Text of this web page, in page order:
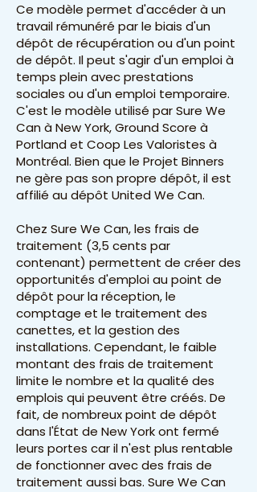
Ce modèle permet d'accéder à un
travail rémunéré par le biais d'un
dépôt de récupération ou d'un point
de dépôt. Il peut s'agir d'un emploi à
temps plein avec prestations
sociales ou d'un emploi temporaire.
C'est le modèle utilisé par Sure We
Can à New York, Ground Score à
Portland et Coop Les Valoristes à
Montréal. Bien que le Projet Binners
ne gère pas son propre dépôt, il est
affilié au dépôt United We Can.
Chez Sure We Can, les frais de
traitement (3,5 cents par
contenant) permettent de créer des
opportunités d'emploi au point de
dépôt pour la réception, le
comptage et le traitement des
canettes, et la gestion des
installations. Cependant, le faible
montant des frais de traitement
limite le nombre et la qualité des
emplois qui peuvent être créés. De
fait, de nombreux point de dépôt
dans l'État de New York ont fermé
leurs portes car il n'est plus rentable
de fonctionner avec des frais de
traitement aussi bas. Sure We Can